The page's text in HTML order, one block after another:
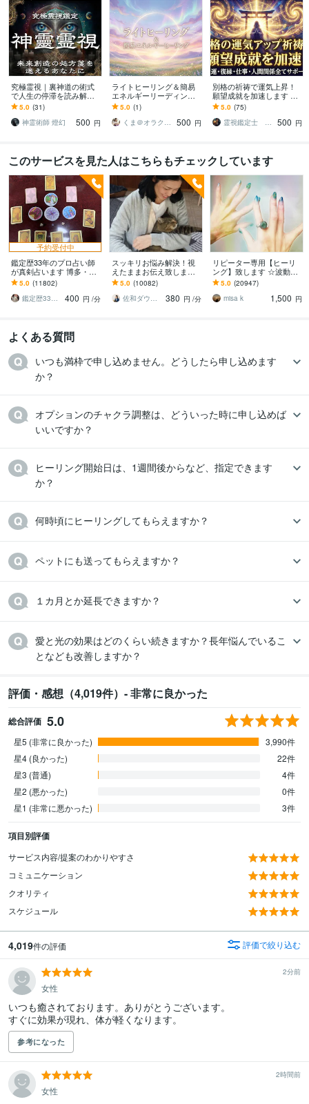
究極霊視｜裏神道の術式
で人生の停滞を読み解き
ます 守護霊・復縁・不
倫・子宝・家族・離婚・
子供・仕事・人間関係
5.0 (31)
神霊術師 燈幻
500 円
ライトヒーリング＆簡易
エネルギーリーディング
します 今のあなたの心・
身体の状態を整える“やさ
しい遠隔ケア"
5.0 (1)
くま＠オラクル×ヒーラー×上級心理×数秘
500 円
別格の祈祷で運気上昇！
願望成就を加速します 運
命を変える！究極の祈祷
で、あなたの未来に輝き
を取り戻します
5.0 (75)
霊視鑑定士 昴流（すばる）※ブログ更新中
500 円
このサービスを見た人はこちらもチェックしています
予約受付中
鑑定歴33年のプロ占い師
が真剣占います 博多・廓
屋の純血統占い祈願師
雷鳥
5.0 (11802)
鑑定歴33年のプロ占い師 雷鳥
400 円 /分
スッキリお悩み解決！視
えたままお伝え致します
恋愛、結婚、人間関係、
仕事、人生、ペットの気
持ち等◎祈願付き
5.0 (10082)
佐和ダウジング＆スピリットメンター
380 円 /分
リピーター専用【ヒーリ
ング】致します ☆波動を
上げ、流れを良くします
☆
5.0 (20947)
misa k
1,500 円
よくある質問
いつも満枠で申し込めません。どうしたら申し込めます
か？
オプションのチャクラ調整は、どういった時に申し込めば
いいですか？
ヒーリング開始日は、1週間後からなど、指定できます
か？
何時頃にヒーリングしてもらえますか？
ペットにも送ってもらえますか？
１カ月とか延長できますか？
愛と光の効果はどのくらい続きますか？長年悩んでいるこ
となども改善しますか？
評価・感想（4,019件）- 非常に良かった
総合評価 5.0
星5 (非常に良かった)
3,990件
星4 (良かった)
22件
星3 (普通)
4件
星2 (悪かった)
0件
星1 (非常に悪かった)
3件
項目別評価
サービス内容/提案のわかりやすさ
コミュニケーション
クオリティ
スケジュール
4,019件の評価 評価で絞り込む
2分前
女性
いつも癒されております。ありがとうございます。
すぐに効果が現れ、体が軽くなります。
参考になった
2時間前
女性